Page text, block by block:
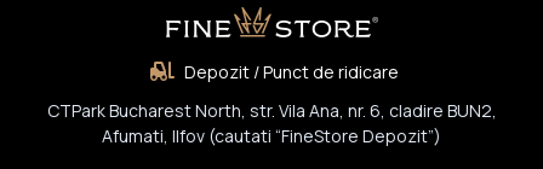
Depozit / Punct de ridicare
CTPark Bucharest North, str. Vila Ana, nr. 6, cladire BUN2,
Afumati, Ilfov (cautati “FineStore Depozit”)